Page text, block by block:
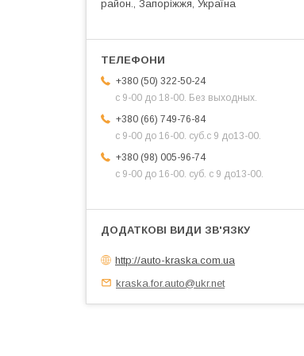
район., Запоріжжя, Україна
+380 (50) 322-50-24
с 9-00 до 18-00. Без выходных.
+380 (66) 749-76-84
с 9-00 до 16-00. суб.с 9 до13-00.
+380 (98) 005-96-74
с 9-00 до 16-00. суб. с 9 до13-00.
http://auto-kraska.com.ua
kraska.for.auto@ukr.net